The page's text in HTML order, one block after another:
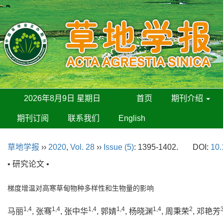
2026年8月9日 星期日 首页 期刊介绍
期刊订阅 联系我们 English
草地学报 ›› 2020, Vol. 28 ›› Issue (5): 1395-1402. DOI:
• 研究论文 •
梯度增温对高寒草甸物种多样性和生物量的影响
马丽1,4, 张骞1,4, 张中华1,4, 郭婧1,4, 杨晓渊 1,4, 周秉荣2, 邓艳芳